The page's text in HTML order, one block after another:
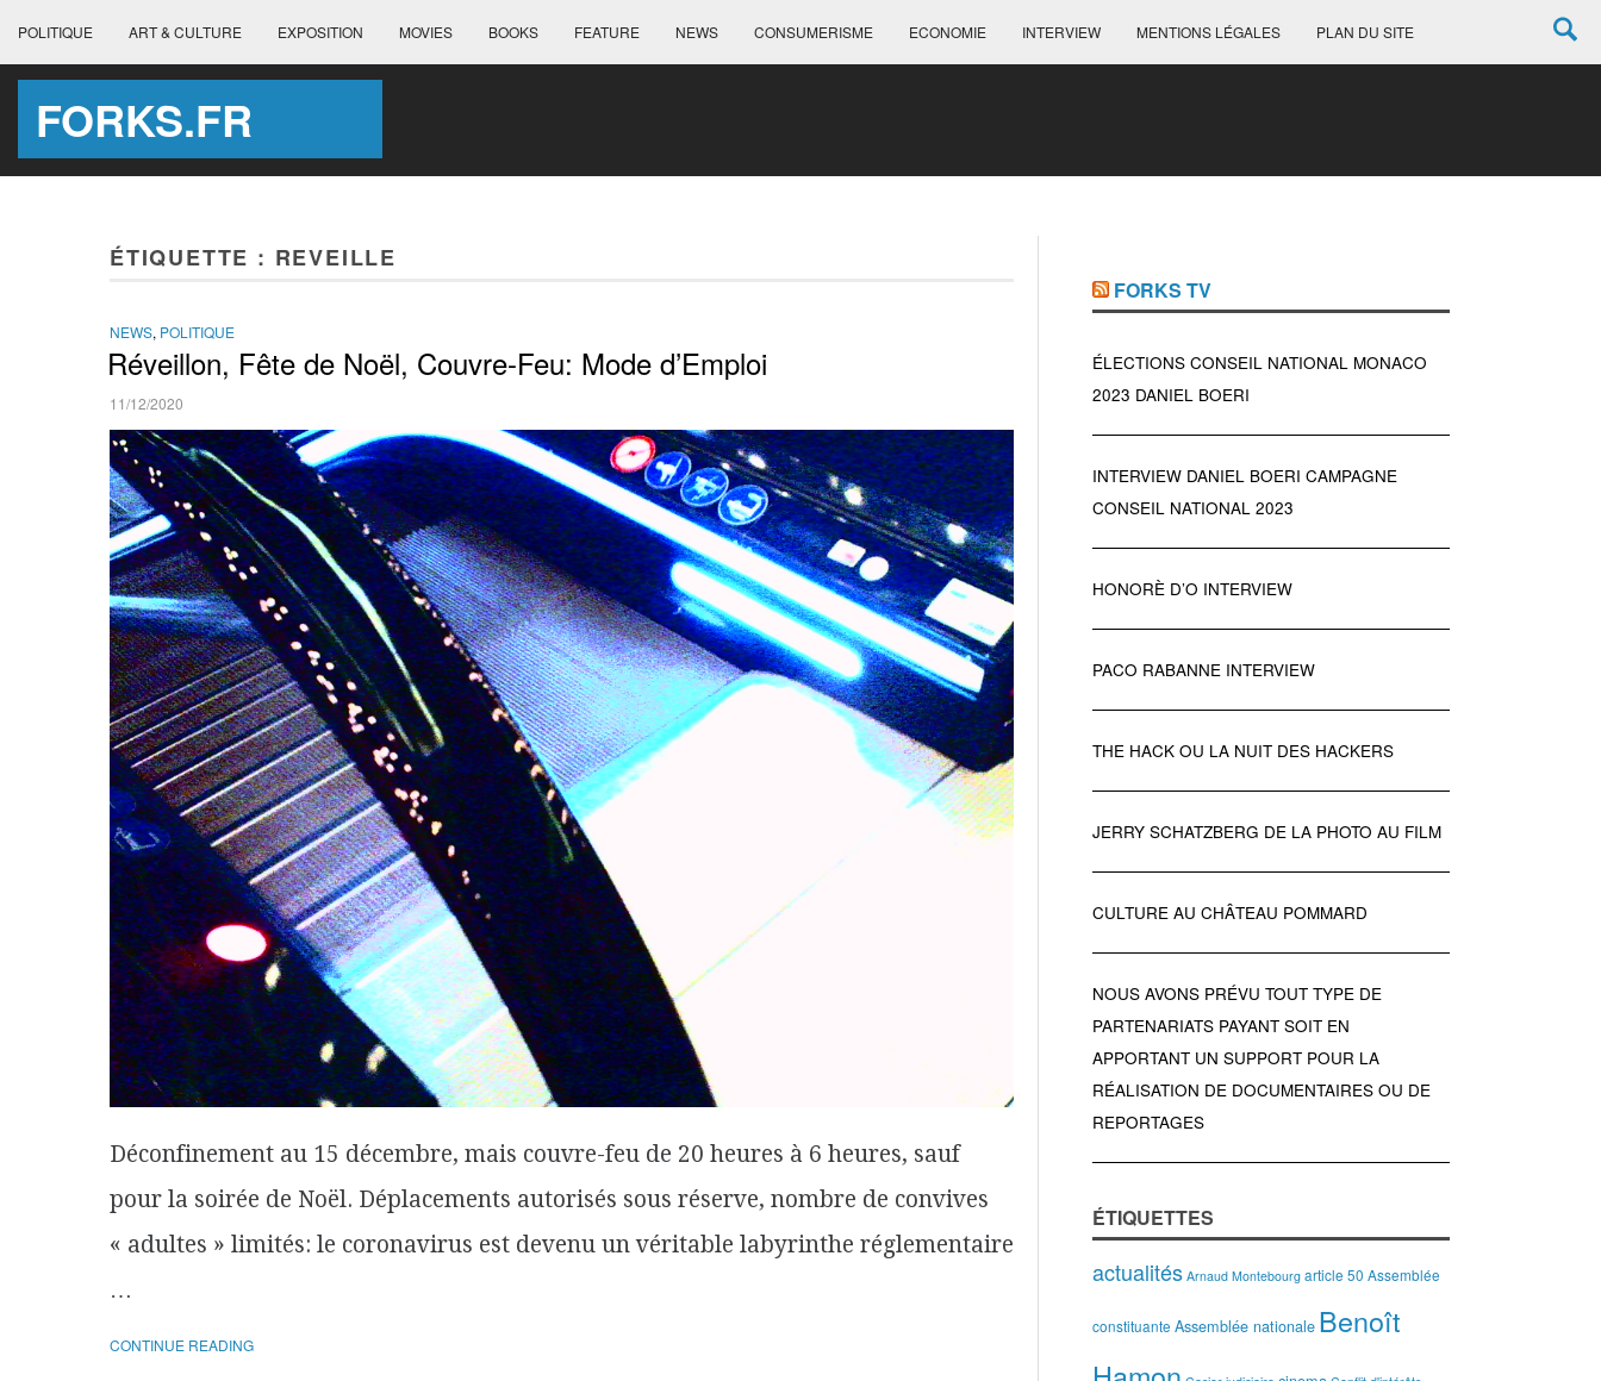
POLITIQUE ART & CULTURE EXPOSITION MOVIES BOOKS FEATURE NEWS CONSUMERISME ECONOMIE INTERVIEW MENTIONS LÉGALES PLAN DU SITE
FORKS.FR
ÉTIQUETTE : REVEILLE
NEWS, POLITIQUE
Réveillon, Fête de Noël, Couvre-Feu: Mode d’Emploi
11/12/2020
Déconfinement au 15 décembre, mais couvre-feu de 20 heures à 6 heures, sauf
pour la soirée de Noël. Déplacements autorisés sous réserve, nombre de convives
« adultes » limités: le coronavirus est devenu un véritable labyrinthe réglementaire
…
CONTINUE READING
FORKS TV
ÉLECTIONS CONSEIL NATIONAL MONACO
2023 DANIEL BOERI
INTERVIEW DANIEL BOERI CAMPAGNE
CONSEIL NATIONAL 2023
HONORÈ D’O INTERVIEW
PACO RABANNE INTERVIEW
THE HACK OU LA NUIT DES HACKERS
JERRY SCHATZBERG DE LA PHOTO AU FILM
CULTURE AU CHÂTEAU POMMARD
NOUS AVONS PRÉVU TOUT TYPE DE
PARTENARIATS PAYANT SOIT EN
APPORTANT UN SUPPORT POUR LA
RÉALISATION DE DOCUMENTAIRES OU DE
REPORTAGES
ÉTIQUETTES
actualités Arnaud Montebourg article 50 Assemblée
constituante Assemblée nationale Benoît